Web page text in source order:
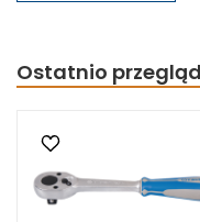
Ostatnio